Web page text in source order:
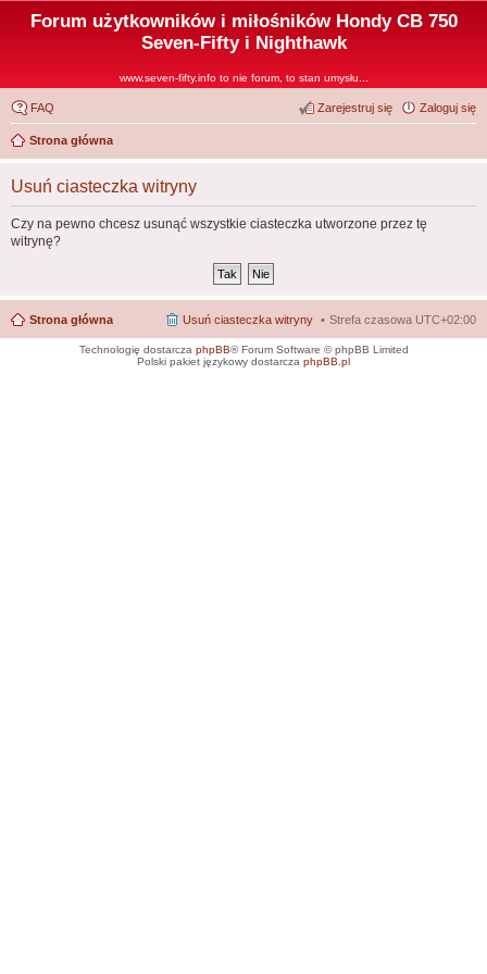
Forum użytkowników i miłośników Hondy CB 750
Seven-Fifty i Nighthawk
www.seven-fifty.info to nie forum, to stan umysłu...
FAQ Zaloguj się
Zarejestruj się
Strona główna
Usuń ciasteczka witryny
Czy na pewno chcesz usunąć wszystkie ciasteczka utworzone przez tę
witrynę?
Strona główna Strefa czasowa UTC+02:00
Usuń ciasteczka witryny
Technologię dostarcza phpBB® Forum Software © phpBB Limited
Polski pakiet językowy dostarcza phpBB.pl